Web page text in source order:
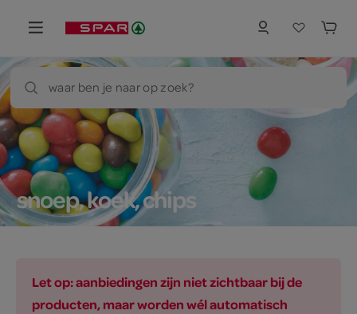
waar ben je naar op zoek?
snoep, koek, chips
Let op: aanbiedingen zijn niet zichtbaar bij de
producten, maar worden wél automatisch